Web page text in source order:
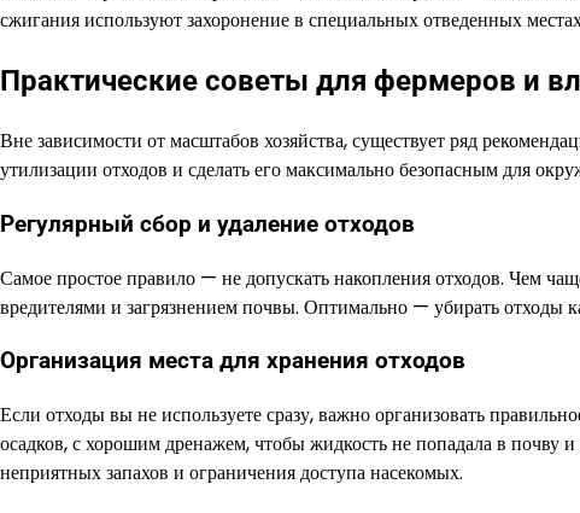
сжигания используют захоронение в специальных отведенных
Практические советы для фермеров и
Вне зависимости от масштабов хозяйства, существует ряд
утилизации отходов и сделать его максимально безопасным для
Регулярный сбор и удаление отходов
Самое простое правило — не допускать накопления отходов. Чем
вредителями и загрязнением почвы. Оптимально — убирать отходы
Организация места для хранения отходов
Если отходы вы не используете сразу, важно организовать
осадков, с хорошим дренажем, чтобы жидкость не попадала в почву
неприятных запахов и ограничения доступа насекомых.